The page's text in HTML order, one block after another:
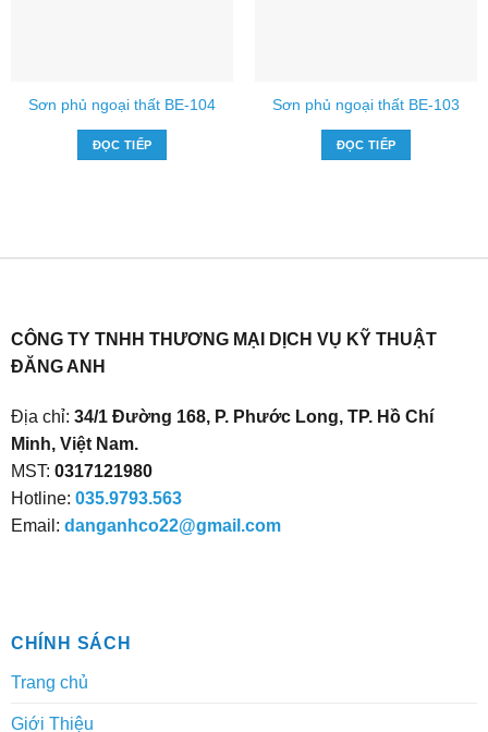
Sơn phủ ngoại thất BE-104
ĐỌC TIẾP
Sơn phủ ngoại thất BE-103
ĐỌC TIẾP
CÔNG TY TNHH THƯƠNG MẠI DỊCH VỤ KỸ THUẬT
ĐĂNG ANH
Địa chỉ: 34/1 Đường 168, P. Phước Long, TP. Hồ Chí
Minh, Việt Nam.
MST: 0317121980
Hotline: 035.9793.563
Email: danganhco22@gmail.com
CHÍNH SÁCH
Trang chủ
Giới Thiệu